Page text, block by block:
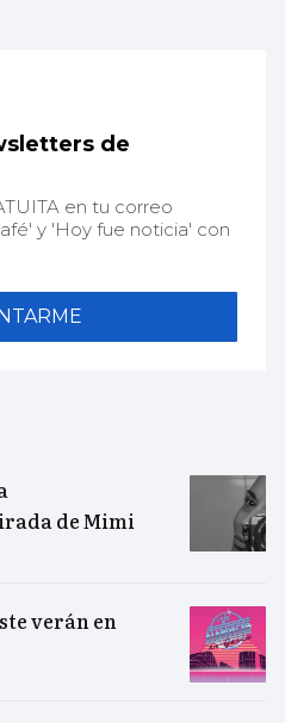
de
en tu correo
y 'Hoy fue noticia' con
de Mimi
verán en